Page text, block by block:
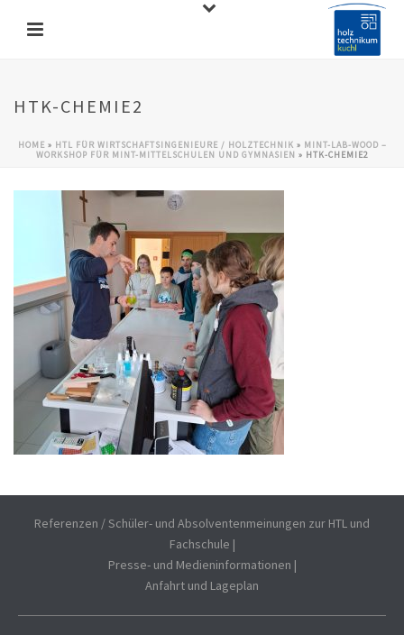
HTK-CHEMIE2
HOME» HTL FÜR WIRTSCHAFTSINGENIEURE / HOLZTECHNIK » MINT-LAB-WOOD –
WORKSHOP FÜR MINT-MITTELSCHULEN UND GYMNASIEN » HTK-CHEMIE2
Referenzen / Schüler- und Absolventenmeinungen zur HTL und
Fachschule |
Presse- und Medieninformationen |
Anfahrt und Lageplan